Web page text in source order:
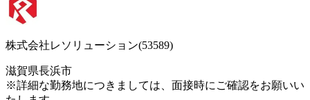
株式会社レソリューション(53589)
滋賀県長浜市
※詳細な勤務地につきましては、面接時にご確認をお願いい